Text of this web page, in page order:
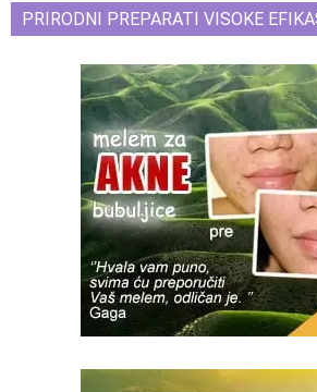
PRIRODNI PREPARATI VISOKE